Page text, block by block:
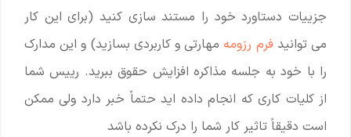
جزییات دستاورد خود را مستند سازی کنید (برای این کار
می توانیدفرم رزومه مهارتی و کاربردی بسازید) و این مدارک
را با خود به جلسه مذاکره افزایش حقوق ببرید. رییس شما
از کلیات کاری که انجام داده اید حتماً خبر دارد ولی ممکن
است دقیقاً تاثیر کار شما را درک نکرده باشد